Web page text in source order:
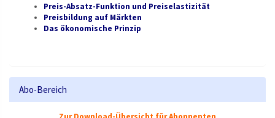
Preis-Absatz-Funktion und Preiselastizität
Preisbildung auf Märkten
Das ökonomische Prinzip
Abo-Bereich